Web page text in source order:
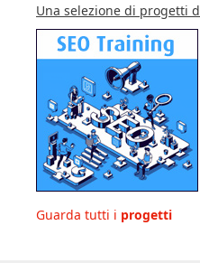
Una selezione di progetti
Guarda tutti i progetti